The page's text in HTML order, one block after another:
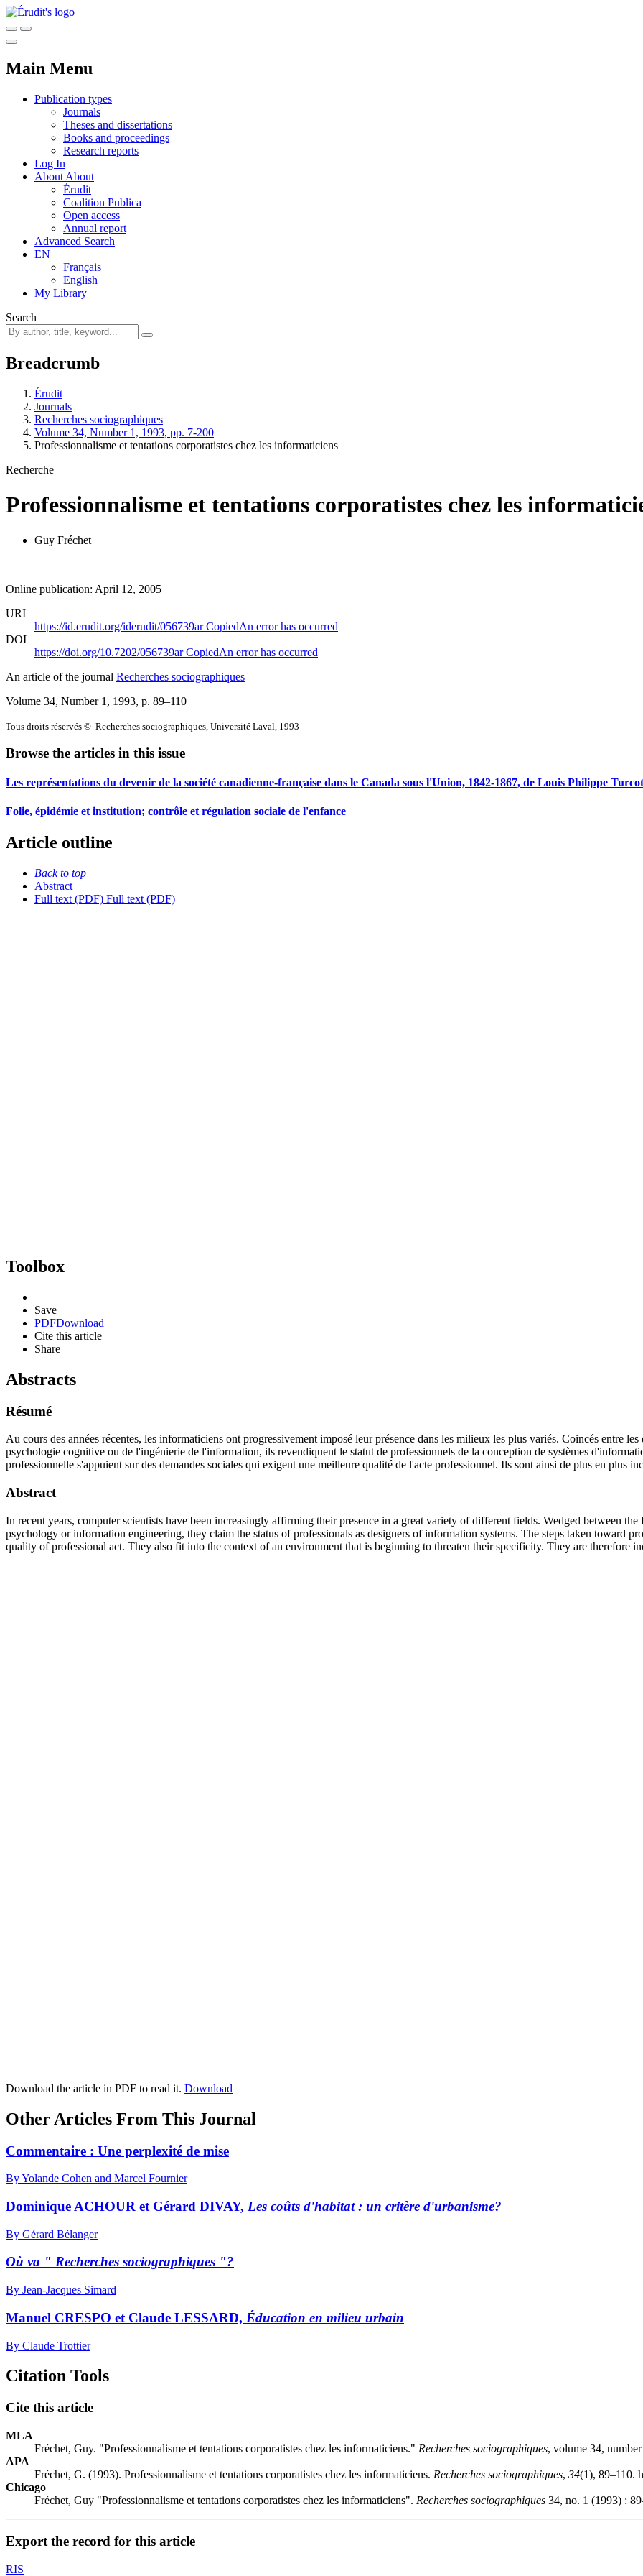
Main Menu
Publication types
Journals
Theses and dissertations
Books and proceedings
Research reports
Log In
About About
Érudit
Coalition Publica
Open access
Annual report
Advanced Search
EN
Français
English
My Library
Search
Breadcrumb
Érudit
Journals
Recherches sociographiques
Volume 34, Number 1, 1993, pp. 7-200
Professionnalisme et tentations corporatistes chez les informaticiens
Recherche
Professionnalisme et tentations corporatistes chez les
Guy Fréchet
Online publication: April 12, 2005
URI
https://id.erudit.org/iderudit/056739arCopiedAn error has occurred
DOI
https://doi.org/10.7202/056739arCopiedAn error has occurred
An article of the journal Recherches sociographiques
Volume 34, Number 1, 1993, p. 89–110
Tous droits réservés © Recherches sociographiques, Université Laval, 1993
Browse the articles in this issue
Les représentations du devenir de la société canadienne-française dans le Canada sous l'Union, 1842-1867, de Louis Philippe
Folie, épidémie et institution; contrôle et régulation sociale de l'enfance
Article outline
Back to top
Abstract
Full text (PDF) Full text (PDF)
Toolbox
Save
PDFDownload
Cite this article
Share
Abstracts
Résumé
Au cours des années récentes, les informaticiens ont progressivement imposé leur présence dans les milieux les plus variés. Coincés entre
psychologie cognitive ou de l'ingénierie de l'information, ils revendiquent le statut de professionnels de la conception de systèmes
professionnelle s'appuient sur des demandes sociales qui exigent une meilleure qualité de l'acte professionnel. Ils sont ainsi de plus en plus
Abstract
In recent years, computer scientists have been increasingly affirming their presence in a great variety of different fields. Wedged between
psychology or information engineering, they claim the status of professionals as designers of information systems. The steps taken toward
quality of professional act. They also fit into the context of an environment that is beginning to threaten their specificity. They are therefore
Download the article in PDF to read it. Download
Other Articles From This Journal
Commentaire : Une perplexité de mise
By Yolande Cohen and Marcel Fournier
Dominique ACHOUR et Gérard DIVAY, Les coûts d'habitat : un critère d'urbanisme?
By Gérard Bélanger
Où va " Recherches sociographiques "?
By Jean-Jacques Simard
Manuel CRESPO et Claude LESSARD, Éducation en milieu urbain
By Claude Trottier
Citation Tools
Cite this article
MLA
Fréchet, Guy. "Professionnalisme et tentations corporatistes chez les informaticiens." Recherches sociographiques, volume 34,
APA
Fréchet, G. (1993). Professionnalisme et tentations corporatistes chez les informaticiens. Recherches sociographiques, 34(1), 89–110.
Chicago
Fréchet, Guy "Professionnalisme et tentations corporatistes chez les informaticiens". Recherches sociographiques 34, no. 1 (1993) :
Export the record for this article
RIS